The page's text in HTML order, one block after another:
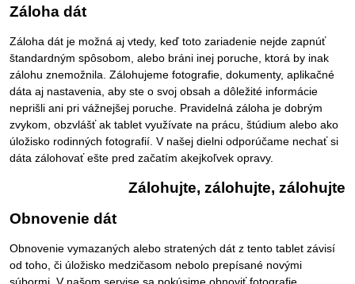
Záloha dát
Záloha dát je možná aj vtedy, keď toto zariadenie nejde zapnúť
štandardným spôsobom, alebo bráni inej poruche, ktorá by inak
zálohu znemožnila. Zálohujeme fotografie, dokumenty, aplikačné
dáta aj nastavenia, aby ste o svoj obsah a dôležité informácie
neprišli ani pri vážnejšej poruche. Pravidelná záloha je dobrým
zvykom, obzvlášť ak tablet využívate na prácu, štúdium alebo ako
úložisko rodinných fotografií. V našej dielni odporúčame nechať si
dáta zálohovať ešte pred začatím akejkoľvek opravy.
Zálohujte, zálohujte, zálohujte
Obnovenie dát
Obnovenie vymazaných alebo stratených dát z tento tablet závisí
od toho, či úložisko medzičasom nebolo prepísané novými